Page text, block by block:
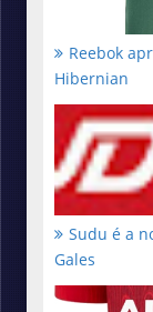
Reebok
Hibernian
Sudu é a
Gales